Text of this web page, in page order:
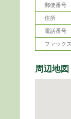
郵便番号
住所
電話番号
ファック
周辺地図